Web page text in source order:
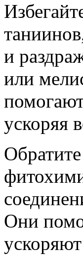
и
или
ускоряя
Они